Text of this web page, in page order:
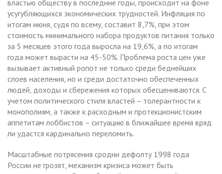
властью обществу в последние годы, происходит на фоне
усугубляющихся экономических трудностей. Инфляция по
итогам июня, судя по всему, составит 8,7%, при этом
стоимость минимального набора продуктов питания только
за 5 месяцев этого года выросла на 19,6%, а по итогам
года может вырасти на 45-50%. Проблема роста цен уже
вызывает активный ропот не только среди беднейших
слоев населения, но и среди достаточно обеспеченных
людей, доходы и сбережения которых обесцениваются. С
учетом политического стиля властей – толерантности к
монополиям, а также к расходным и протекционистским
аппетитам лоббистов – ситуацию в ближайшее время вряд
ли удастся кардинально переломить.
Масштабные потрясения сродни дефолту 1998 года
России не грозят, механизм кризиса может быть